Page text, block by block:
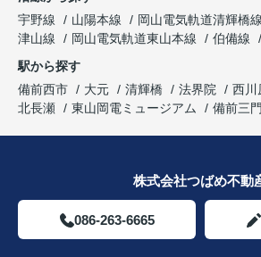
宇野線
山陽本線 岡山電気軌道清輝橋線
津山線
岡山電気軌道東山本線 伯備線
駅から探す
備前西市
大元 清輝橋 法界院 西川
北長瀬
東山岡電ミュージアム 備前三門
株式会社つばめ不動
086-263-6665